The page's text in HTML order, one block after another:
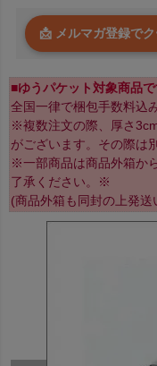
📩 メルマガ登録で
■ゆうパケット対象商品
全国一律で梱包手数料込
※複数注文の際、厚さ
がございます。その際は
※一部商品は商品外箱か
了承ください。※
(商品外箱も同封の上発送